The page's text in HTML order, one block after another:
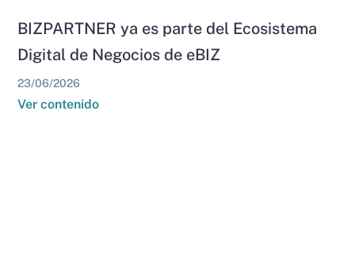
BIZPARTNER ya es parte del Ecosistema
Digital de Negocios de eBIZ
23/06/2026
Ver contenido